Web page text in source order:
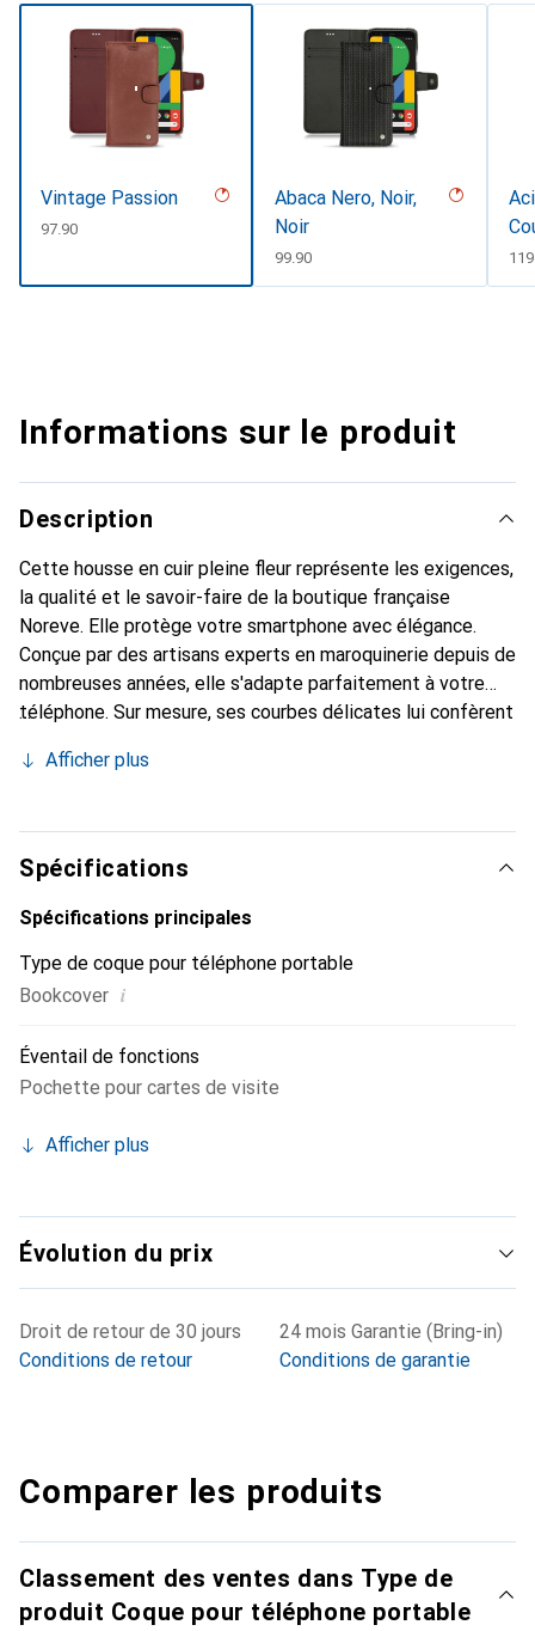
Vintage Passion
CHF
97.90
Abaca Nero, Noir,
Noir
CHF
99.90
Informations sur le produit
Description
Cette housse en cuir pleine fleur représente les exigences,
la qualité et le savoir-faire de la boutique française
Noreve. Elle protège votre smartphone avec élégance.
Conçue par des artisans experts en maroquinerie depuis de
nombreuses années, elle s'adapte parfaitement à votre
téléphone. Sur mesure, ses courbes délicates lui confèrent
chic et essentiel de votre smartphone. Reconnu
marque Noreve est un choix sûr pour une clientèle
exigeante.
Afficher plus
Spécifications
Spécifications principales
Type de coque pour téléphone portable
Bookcover i
Éventail de fonctions
Pochette pour cartes de visite
Afficher plus
Évolution du prix
Droit de retour de 30 jours
Conditions de retour
24 mois Garantie (Bring-in)
Conditions de garantie
Comparer les produits
Classement des ventes dans Type de
produit Coque pour téléphone portable